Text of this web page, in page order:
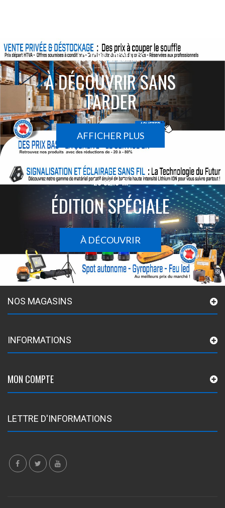
ACTIONS SPÉCIALES
À DÉCOUVRIR SANS
TARDER
AFFICHER PLUS
Le sans-fil
ÉDITION SPÉCIALE
À DÉCOUVRIR
NOS MAGASINS
INFORMATIONS
MON COMPTE
LETTRE D'INFORMATIONS